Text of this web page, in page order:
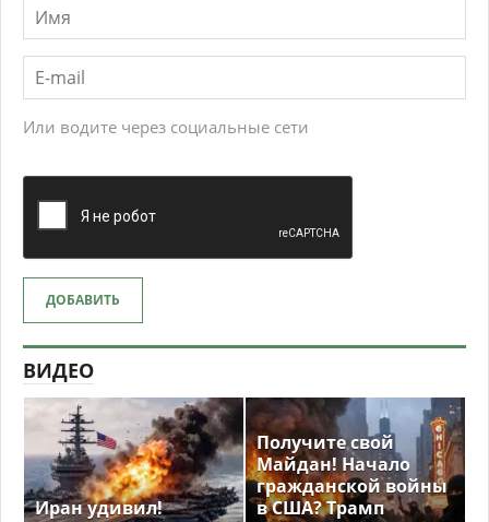
Или водите через социальные сети
ДОБАВИТЬ
ВИДЕО
Иран удивил!
Получите свой
Майдан! Начало
гражданской войны
в США? Трамп